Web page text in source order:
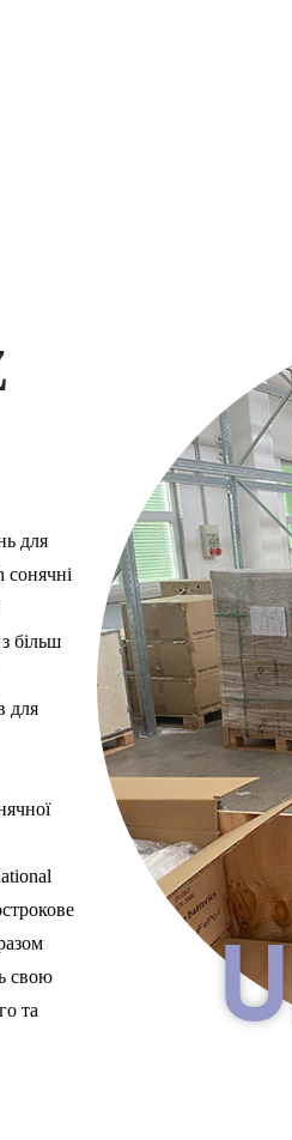
для
сонячні
більш
для
свою
та